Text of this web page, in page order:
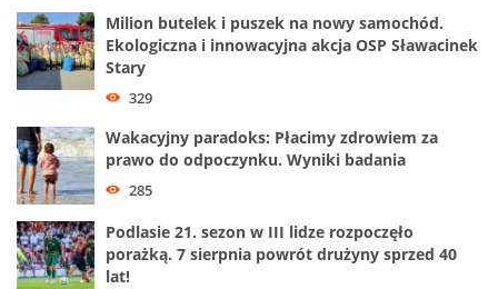
Milion butelek i puszek na nowy samochód.
Ekologiczna i innowacyjna akcja OSP Sławacinek
Stary
329
Wakacyjny paradoks: Płacimy zdrowiem za
prawo do odpoczynku. Wyniki badania
285
Podlasie 21. sezon w III lidze rozpoczęło
porażką. 7 sierpnia powrót drużyny sprzed 40
lat!